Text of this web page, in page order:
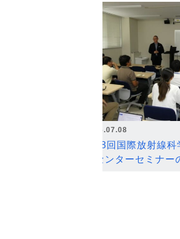
2026.07.08
第18回国際放射線
ンセンターセミナー